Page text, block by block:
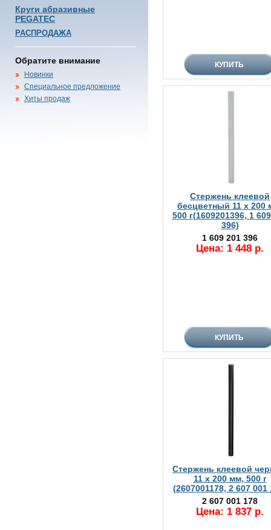
Круги абразивные
PEGATEC
РАСПРОДАЖА
Обратите внимание
Новинки
Специальное предложение
Хиты продаж
Стержень клеевой
бесцветный 11 x 200
500 г(1609201396, 1
396)
1 609 201 396
Цена: 1 448 р.
Стержень клеевой
11 x 200 мм, 500 г
(2607001178, 2 607 001
2 607 001 178
Цена: 1 837 р.